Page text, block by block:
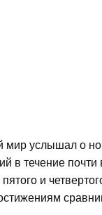
услышал о
в течение
и